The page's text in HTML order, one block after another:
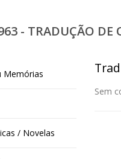
- TRADUÇÃO DE
Sem
Memórias
/ Novelas